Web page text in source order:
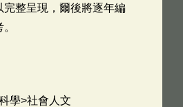
完整呈現，爾後將逐年編
學>社會人文